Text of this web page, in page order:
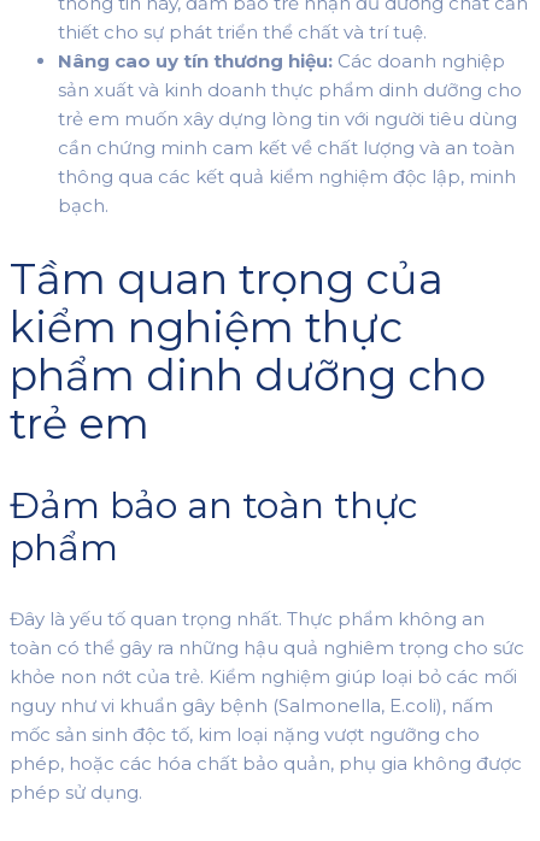
thiết cho sự phát triển thể chất và trí tuệ.
Nâng cao uy tín thương hiệu: Các doanh nghiệp
sản xuất và kinh doanh thực phẩm dinh dưỡng cho
trẻ em muốn xây dựng lòng tin với người tiêu dùng
cần chứng minh cam kết về chất lượng và an toàn
thông qua các kết quả kiểm nghiệm độc lập, minh
bạch.
Tầm quan trọng của
kiểm nghiệm thực
phẩm dinh dưỡng cho
trẻ em
Đảm bảo an toàn thực
phẩm
Đây là yếu tố quan trọng nhất. Thực phẩm không an
toàn có thể gây ra những hậu quả nghiêm trọng cho sức
khỏe non nớt của trẻ. Kiểm nghiệm giúp loại bỏ các mối
nguy như vi khuẩn gây bệnh (Salmonella, E.coli), nấm
mốc sản sinh độc tố, kim loại nặng vượt ngưỡng cho
phép, hoặc các hóa chất bảo quản, phụ gia không được
phép sử dụng.